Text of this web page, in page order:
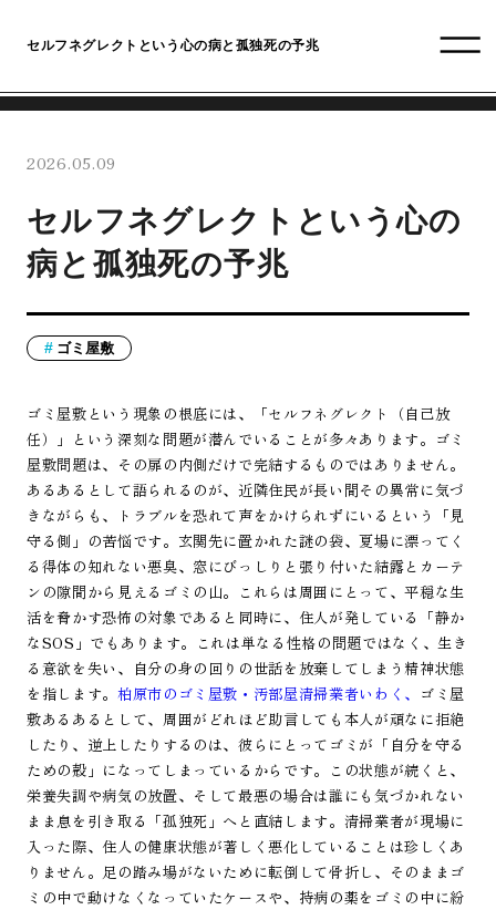
セルフネグレクトという心の病と孤独死の予兆
2026.05.09
セルフネグレクトという心の
病と孤独死の予兆
ゴミ屋敷
ゴミ屋敷という現象の根底には、「セルフネグレクト（自己放
任）」という深刻な問題が潜んでいることが多々あります。ゴミ
屋敷問題は、その扉の内側だけで完結するものではありません。
あるあるとして語られるのが、近隣住民が長い間その異常に気づ
きながらも、トラブルを恐れて声をかけられずにいるという「見
守る側」の苦悩です。玄関先に置かれた謎の袋、夏場に漂ってく
る得体の知れない悪臭、窓にびっしりと張り付いた結露とカーテ
ンの隙間から見えるゴミの山。これらは周囲にとって、平穏な生
活を脅かす恐怖の対象であると同時に、住人が発している「静か
なSOS」でもあります。これは単なる性格の問題ではなく、生き
る意欲を失い、自分の身の回りの世話を放棄してしまう精神状態
を指します。 柏原市のゴミ屋敷・汚部屋清掃業者いわく、
ゴミ屋
敷あるあるとして、周囲がどれほど助言しても本人が頑なに拒絶
したり、逆上したりするのは、彼らにとってゴミが「自分を守る
ための殻」になってしまっているからです。この状態が続くと、
栄養失調や病気の放置、そして最悪の場合は誰にも気づかれない
まま息を引き取る「孤独死」へと直結します。清掃業者が現場に
入った際、住人の健康状態が著しく悪化していることは珍しくあ
りません。足の踏み場がないために転倒して骨折し、そのままゴ
ミの中で動けなくなっていたケースや、持病の薬をゴミの中に紛